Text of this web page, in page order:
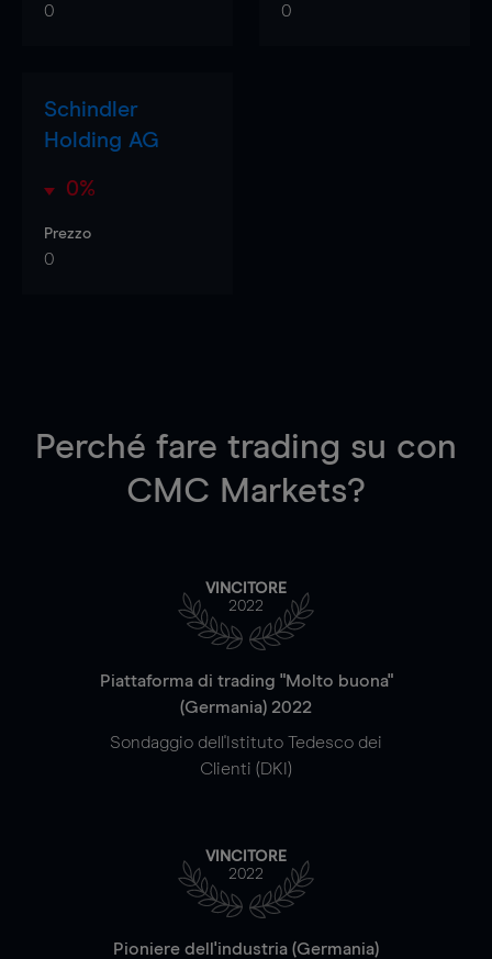
0 0
Schindler
Holding AG
0%
Prezzo
0
Perché fare trading su con
CMC Markets?
VINCITORE
2022
Piattaforma di trading "Molto buona"
(Germania) 2022
Sondaggio dell'Istituto Tedesco dei
Clienti (DKI)
VINCITORE
2022
Pioniere dell'industria (Germania)